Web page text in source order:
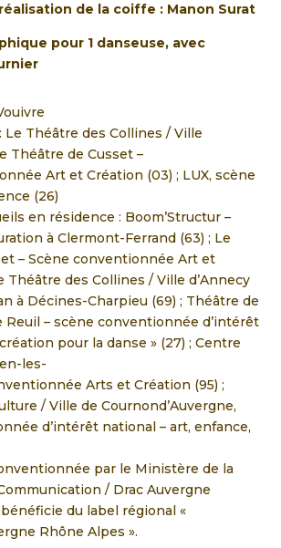
de la coiffe : Manon Surat
pour 1 danseuse, avec
Le Théâtre des Collines / Ville
Théâtre de Cusset –
Art et Création (03) ; LUX, scène
(26)
en résidence : Boom’Structur –
à Clermont-Ferrand (63) ; Le
– Scène conventionnée Art et
Théâtre des Collines / Ville d’Annecy
à Décines-Charpieu (69) ; Théâtre de
Reuil – scène conventionnée d’intérêt
pour la danse » (27) ; Centre
les-
Arts et Création (95) ;
/ Ville de Cournond’Auvergne,
d’intérêt national – art, enfance,
par le Ministère de la
/ Drac Auvergne
du label régional «
Rhône Alpes ».